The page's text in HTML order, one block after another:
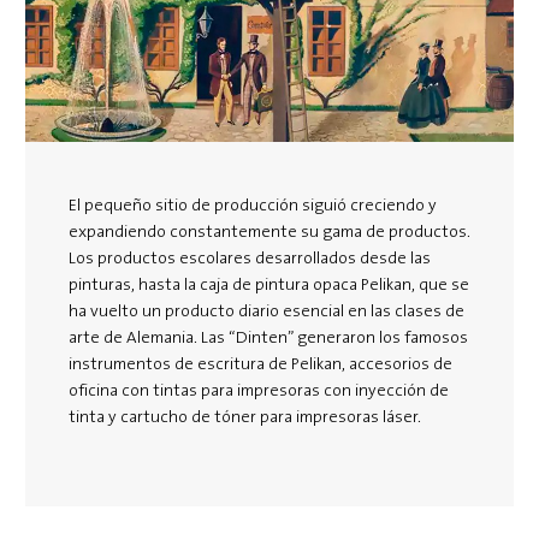
El pequeño sitio de producción siguió creciendo y
expandiendo constantemente su gama de productos.
Los productos escolares desarrollados desde las
pinturas, hasta la caja de pintura opaca Pelikan, que se
ha vuelto un producto diario esencial en las clases de
arte de Alemania. Las “Dinten” generaron los famosos
instrumentos de escritura de Pelikan, accesorios de
oficina con tintas para impresoras con inyección de
tinta y cartucho de tóner para impresoras láser.